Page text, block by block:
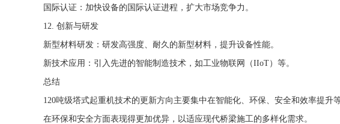
国际认证：加快设备的国际认证进程，扩大市场竞争力。
12. 创新与研发
新型材料研发：研发高强度、耐久的新型材料，提升设备性能。
新技术应用：引入先进的智能制造技术，如工业物联网（IIoT）等。
总结
120吨级塔式起重机技术的更新方向主要集中在智能化、环保、安全和效率提升
在环保和安全方面表现得更加优异，以适应现代桥梁施工的多样化需求。